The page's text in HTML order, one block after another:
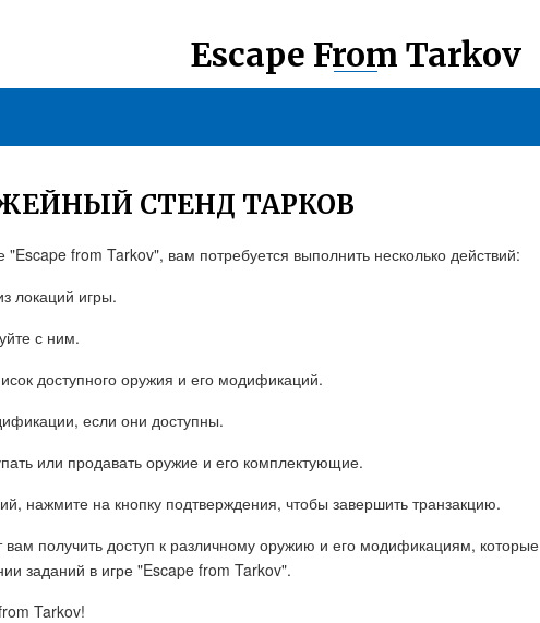
Escape From Tarkov
СТЕНД ТАРКОВ
from Tarkov", вам потребуется выполнить несколько действий:
локаций игры.
с ним.
доступного оружия и его модификаций.
если они доступны.
или продавать оружие и его комплектующие.
нажмите на кнопку подтверждения, чтобы завершить транзакцию.
вам получить доступ к различному оружию и его модификациям, которые
заданий в игре "Escape from Tarkov".
Tarkov!